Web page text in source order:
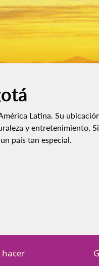
Latina. Su
y entretenimiento.
país tan especial.
hacer